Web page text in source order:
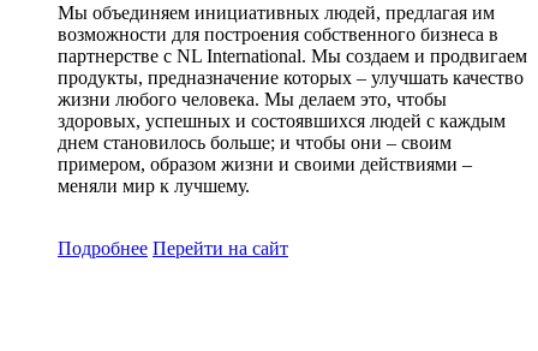
Мы объединяем инициативных людей, предлагая им
возможности для построения собственного бизнеса в
партнерстве с NL International. Мы создаем и продвигаем
продукты, предназначение которых – улучшать качество
жизни любого человека. Мы делаем это, чтобы
здоровых, успешных и состоявшихся людей с каждым
днем становилось больше; и чтобы они – своим
примером, образом жизни и своими действиями –
меняли мир к лучшему.
Подробнее Перейти на сайт